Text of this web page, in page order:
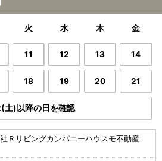
火 水 木 金
11 12 13 14
18 19 20 21
土)以降の日を確認
Ｒリビングカンパニーハウスモ不動産